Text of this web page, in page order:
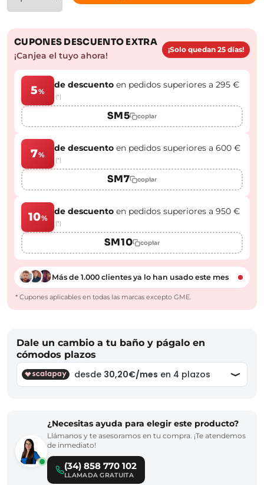
CUPONES DESCUENTO EXTRA
¡Canjea el tuyo ahora!
¡Solo quedan 25 días!
5%
de descuento en pedidos superiores a 295 €
(*)
SM5 copiar
7%
de descuento en pedidos superiores a 600 €
(*)
SM7 copiar
10%
de descuento en pedidos superiores a 950 €
(*)
SM10 copiar
Más de 1.000 clientes ya lo han usado este mes
* Cupones aplicables en todas las marcas excepto GME.
Dale un cambio a tu baño y págalo en
cómodos plazos
¿Necesitas ayuda para elegir este producto?
Llámanos y te asesoramos en tu compra. ¡Te atendemos
de inmediato!
(34) 858 770 102
LLAMADA GRATUITA